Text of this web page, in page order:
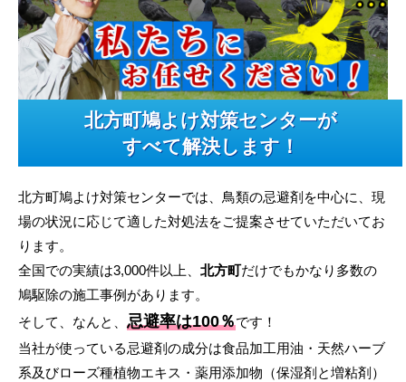
北方町鳩よけ対策センターが
すべて解決します！
北方町鳩よけ対策センターでは、鳥類の忌避剤を中心に、現
場の状況に応じて適した対処法をご提案させていただいてお
ります。
全国での実績は3,000件以上、 北方町だけでもかなり多数の
鳩駆除の施工事例があります。
そして、なんと、 忌避率は100％です！
当社が使っている忌避剤の成分は食品加工用油・天然ハーブ
系及びローズ種植物エキス・薬用添加物（保湿剤と増粘剤）